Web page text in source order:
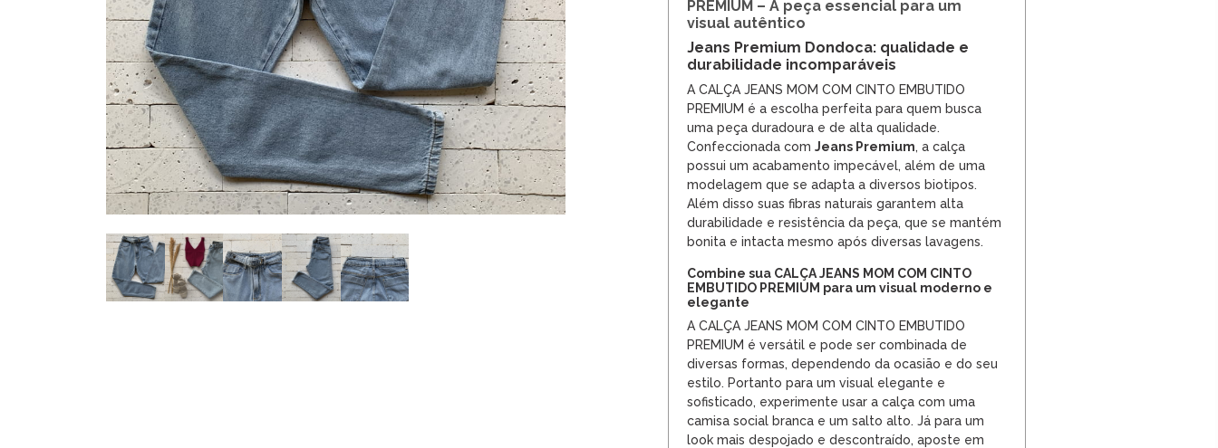
PREMIUM – A peça essencial para um
visual autêntico
Jeans Premium Dondoca: qualidade e
durabilidade incomparáveis
A CALÇA JEANS MOM COM CINTO EMBUTIDO
PREMIUM é a escolha perfeita para quem busca
uma peça duradoura e de alta qualidade.
Confeccionada com Jeans Premium, a calça
possui um acabamento impecável, além de uma
modelagem que se adapta a diversos biotipos.
Além disso suas fibras naturais garantem alta
durabilidade e resistência da peça, que se mantém
bonita e intacta mesmo após diversas lavagens.
Combine sua CALÇA JEANS MOM COM CINTO
EMBUTIDO PREMIUM para um visual moderno e
elegante
A CALÇA JEANS MOM COM CINTO EMBUTIDO
PREMIUM é versátil e pode ser combinada de
diversas formas, dependendo da ocasião e do seu
estilo. Portanto para um visual elegante e
sofisticado, experimente usar a calça com uma
camisa social branca e um salto alto. Já para um
look mais despojado e descontraído, aposte em